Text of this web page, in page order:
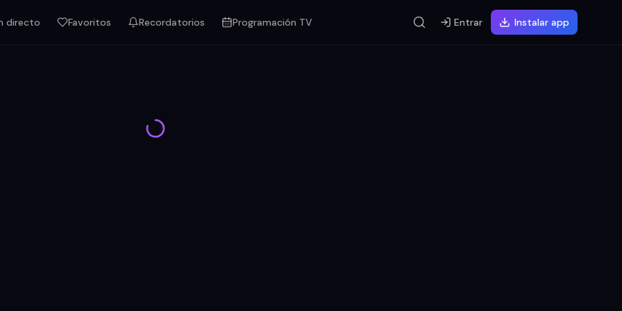
directo Favoritos Recordatorios Programación TV Entrar Instalar app